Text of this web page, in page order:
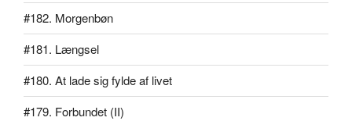
#182. Morgenbøn
#181. Længsel
#180. At lade sig fylde af livet
#179. Forbundet (II)